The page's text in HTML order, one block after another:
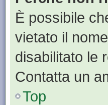
È possibile
vietato il
disabilitato le
Contatta un
Top